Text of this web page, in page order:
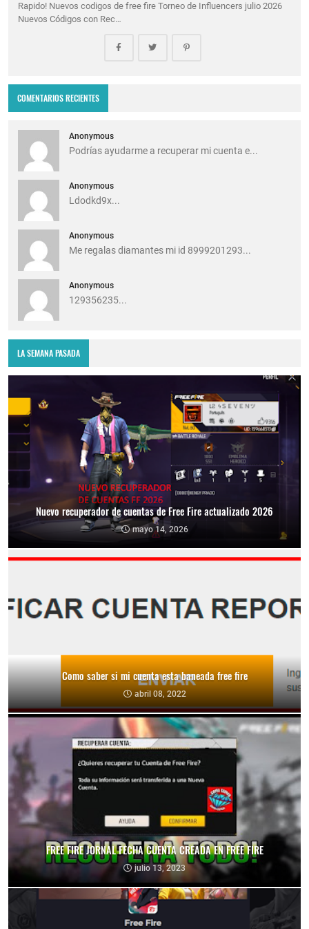
Rapido! Nuevos codigos de free fire Torneo de Influencers julio 2026
Nuevos Códigos con Rec…
COMENTARIOS RECIENTES
Anonymous
Podrías ayudarme a recuperar mi cuenta e...
Anonymous
Ldodkd9x...
Anonymous
Me regalas diamantes mi id 8999201293...
Anonymous
129356235...
LA SEMANA PASADA
Nuevo recuperador de cuentas de Free Fire actualizado 2026
mayo 14, 2026
Como saber si mi cuenta esta baneada free fire
abril 08, 2022
FREE FIRE JORNAL FECHA CUENTA CREADA EN FREE FIRE
julio 13, 2023